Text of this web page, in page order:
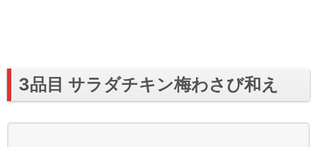
3品目 サラダチキン梅わさび和え